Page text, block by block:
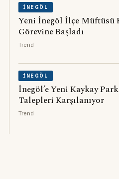
İNEGÖL
Yeni İnegöl İlçe Müftüsü
Görevine Başladı
Trend
İNEGÖL
İnegöl’e Yeni Kaykay
Talepleri Karşılanıyor
Trend